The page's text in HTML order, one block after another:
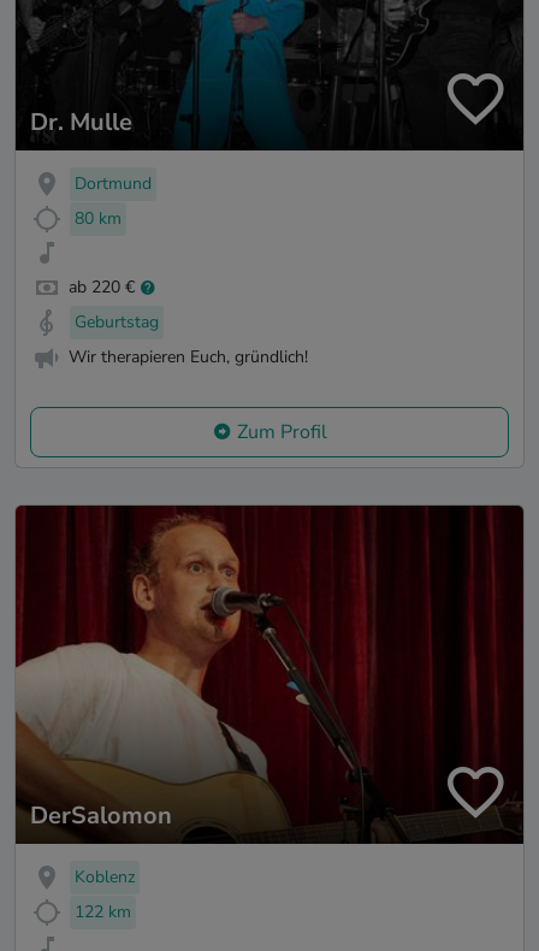
Dr. Mulle
Dortmund
80 km
ab 220 €
Geburtstag
Wir therapieren Euch, gründlich!
Zum Profil
DerSalomon
Koblenz
122 km